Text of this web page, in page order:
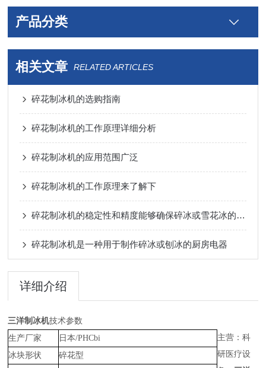
产品分类
相关文章 RELATED ARTICLES
碎花制冰机的选购指南
碎花制冰机的工作原理详细分析
碎花制冰机的应用范围广泛
碎花制冰机的工作原理来了解下
碎花制冰机的稳定性和精度能够确保碎冰或雪花冰的质量和口感
碎花制冰机是一种用于制作碎冰或刨冰的厨房电器
详细介绍
三洋制冰机技术参数
生产厂家
日本/PHCbi
冰块形状
碎花型
主营：科
研医疗设